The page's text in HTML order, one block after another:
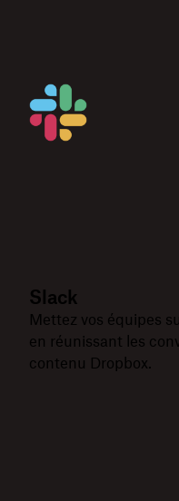
Slack
Mettez vos équipes
en réunissant les
contenu Dropbox.